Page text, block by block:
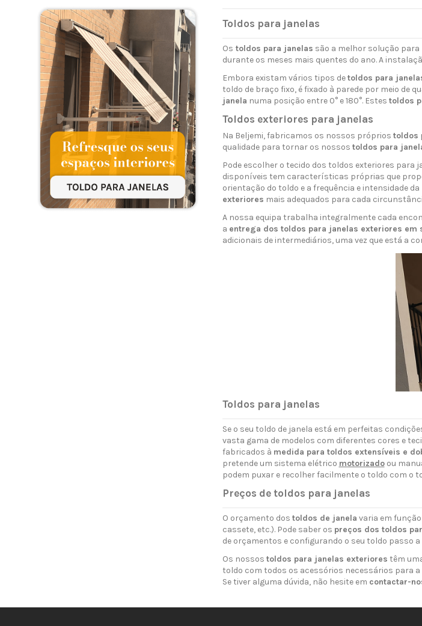
Toldos para janelas
Os toldos para janelas são a melhor solução
durante os meses mais quentes do ano. A
Embora existam vários tipos detoldos para
toldo de braço fixo, é fixado à parede por meio de
janela numa posição entre 0° e 180°. Estes toldos
Toldos exteriores para janelas
Na Beljemi, fabricamos os nossos próprios toldos
qualidade para tornar os nossos toldos para
Pode escolher o tecido dos toldos exteriores para
disponíveis tem características próprias que
orientação do toldo e a frequência e intensidade
exteriores mais adequados para cada
A nossa equipa trabalha integralmente cada
a entrega dos toldos para janelas exteriores em
adicionais de intermediários, uma vez que está a
Toldos para janelas
Se o seu toldo de janela está em perfeitas
vasta gama de modelos com diferentes cores e
fabricados à medida para toldos extensíveis e
pretende um sistema elétrico motorizadoou
podem puxar e recolher facilmente o toldo com o
Preços de toldos para janelas
O orçamento dos toldos de janela varia em
cassete, etc.). Pode saber os preços dos toldos
de orçamentos e configurando o seu toldo passo a
Os nossos toldos para janelas exteriores têm
toldo com todos os acessórios necessários para
Se tiver alguma dúvida, não hesite em contactar-